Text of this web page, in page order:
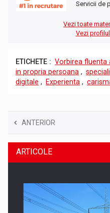
Servicii de
Vezi toate
Vezi
ETICHETE : Vorbirea fluenta
in propria persoana ,
digitale , Experienta ,
ANTERIOR
ARTICOLE